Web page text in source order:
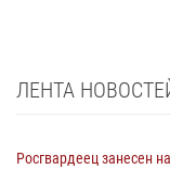
ЛЕНТА
Росгвардеец занесен